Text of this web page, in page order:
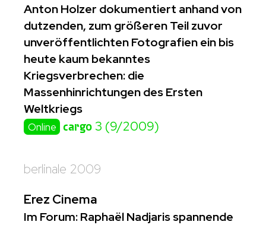
Anton Holzer dokumentiert anhand von
dutzenden, zum größeren Teil zuvor
unveröffentlichten Fotografien ein bis
heute kaum bekanntes
Kriegsverbrechen: die
Massenhinrichtungen des Ersten
Weltkriegs
Online cargo 3 (9/2009)
berlinale 2009
Erez Cinema
Im Forum: Raphaël Nadjaris spannende